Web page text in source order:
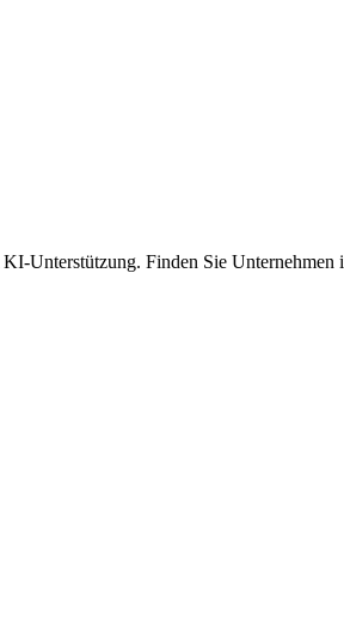
Unterstützung. Finden Sie Unternehmen